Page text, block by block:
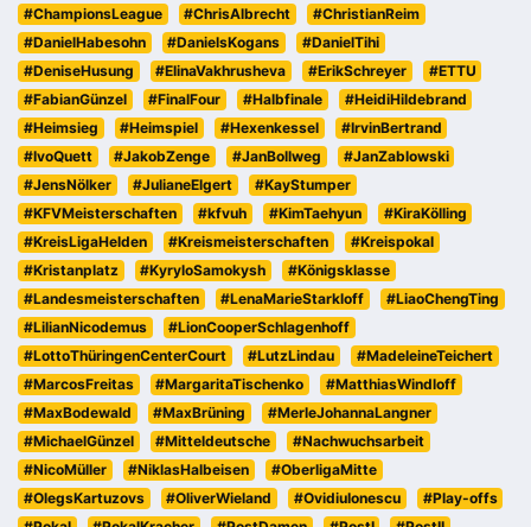
#ChampionsLeague
#ChrisAlbrecht
#ChristianReim
#DanielHabesohn
#DanielsKogans
#DanielTihi
#DeniseHusung
#ElinaVakhrusheva #ErikSchreyer
#ETTU
#FabianGünzel
#FinalFour #Halbfinale
#HeidiHildebrand
#Heimsieg
#Heimspiel #Hexenkessel
#IrvinBertrand
#IvoQuett
#JakobZenge #JanBollweg
#JanZablowski
#JensNölker
#JulianeElgert
#KayStumper
#KFVMeisterschaften
#kfvuh #KimTaehyun
#KiraKölling
#KreisLigaHelden
#Kreismeisterschaften
#Kreispokal
#Kristanplatz
#KyryloSamokysh
#Königsklasse
#Landesmeisterschaften
#LenaMarieStarkloff
#LiaoChengTing
#LilianNicodemus
#LionCooperSchlagenhoff
#LottoThüringenCenterCourt
#LutzLindau
#MadeleineTeichert
#MarcosFreitas
#MargaritaTischenko
#MatthiasWindloff
#MaxBodewald
#MaxBrüning
#MerleJohannaLangner
#MichaelGünzel
#Mitteldeutsche
#Nachwuchsarbeit
#NicoMüller
#NiklasHalbeisen
#OberligaMitte
#OlegsKartuzovs
#OliverWieland #OvidiuIonescu
#Play-offs